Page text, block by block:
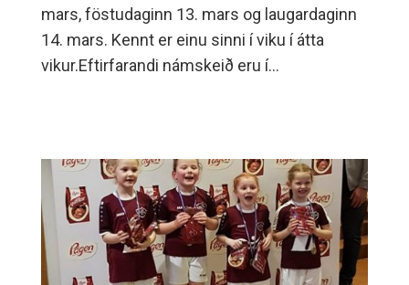
mars, föstudaginn 13. mars og laugardaginn
14. mars. Kennt er einu sinni í viku í átta
vikur.Eftirfarandi námskeið eru í
4-6 ára) Klukkan 19:30 byrjendahópur (frá
um 2 mánaða)Föstudaga Klukkan 15:45
sundskóli (börn sem er mjög vön og byrja í
skóla næsta haust) Klukkan 16:30 námskeið
3 (um 1-2 ára börn) Klukkan 17:15 námskeið